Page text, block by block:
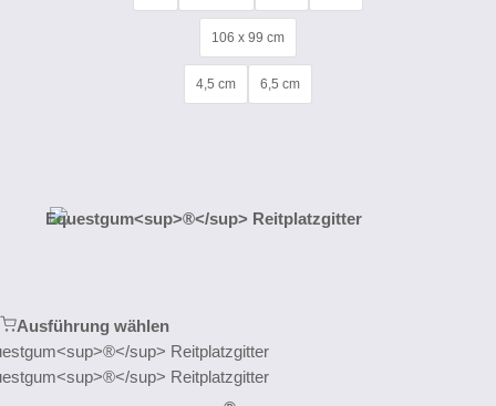
106 x 99 cm
4,5 cm 6,5 cm
Ausführung wählen